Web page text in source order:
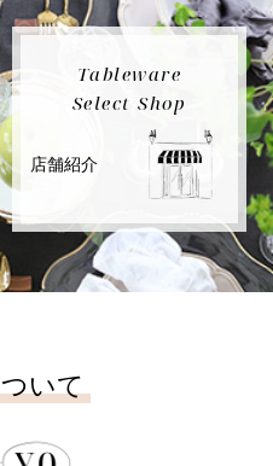
Tableware
Select Shop
店舗紹介
いて